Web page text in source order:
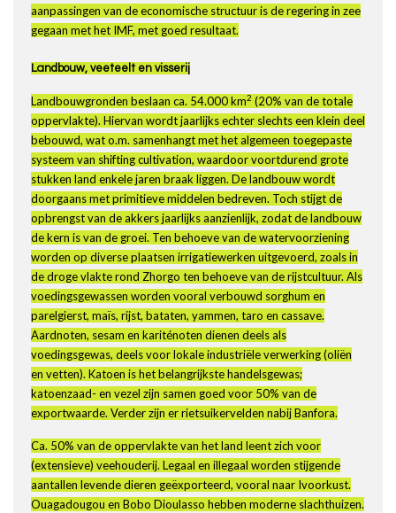
aanpassingen van de economische structuur is de regering in zee
gegaan met het IMF, met goed resultaat.
Landbouw, veeteelt en visserij
Landbouwgronden beslaan ca. 54.000 km2 (20% van de totale
oppervlakte). Hiervan wordt jaarlijks echter slechts een klein deel
bebouwd, wat o.m. samenhangt met het algemeen toegepaste
systeem van shifting cultivation, waardoor voortdurend grote
stukken land enkele jaren braak liggen. De landbouw wordt
doorgaans met primitieve middelen bedreven. Toch stijgt de
opbrengst van de akkers jaarlijks aanzienlijk, zodat de landbouw
de kern is van de groei. Ten behoeve van de watervoorziening
worden op diverse plaatsen irrigatiewerken uitgevoerd, zoals in
de droge vlakte rond Zhorgo ten behoeve van de rijstcultuur. Als
voedingsgewassen worden vooral verbouwd sorghum en
parelgierst, maïs, rijst, bataten, yammen, taro en cassave.
Aardnoten, sesam en kariténoten dienen deels als
voedingsgewas, deels voor lokale industriële verwerking (oliën
en vetten). Katoen is het belangrijkste handelsgewas;
katoenzaad- en vezel zijn samen goed voor 50% van de
exportwaarde. Verder zijn er rietsuikervelden nabij Banfora.
Ca. 50% van de oppervlakte van het land leent zich voor
(extensieve) veehouderij. Legaal en illegaal worden stijgende
aantallen levende dieren geëxporteerd, vooral naar Ivoorkust.
Ouagadougou en Bobo Dioulasso hebben moderne slachthuizen.